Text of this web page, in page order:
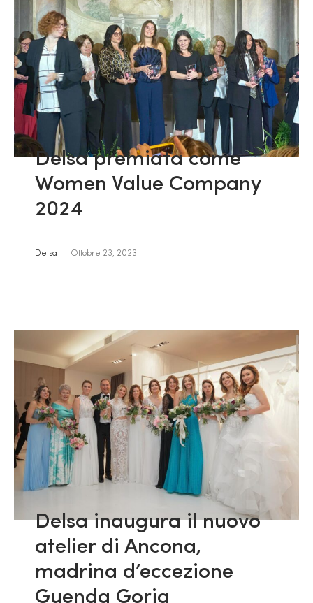
Delsa premiata come
Women Value Company
2024
Delsa Ottobre 23, 2023
Delsa inaugura il nuovo
atelier di Ancona,
madrina d’eccezione
Guenda Goria